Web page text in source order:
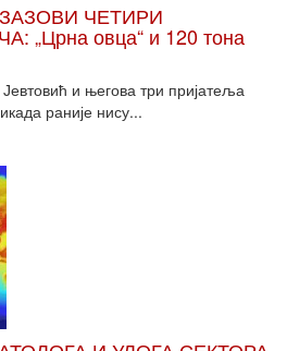
ЧЕТИРИ
„Црна овца“ и 120 тона
и његова три пријатеља
раније нису...